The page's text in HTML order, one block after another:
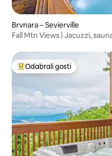
Brvnara – Sevierville
Fall Mtn Views | Jacuzzi,
Među najviše rangiranima s
Odabrali gosti